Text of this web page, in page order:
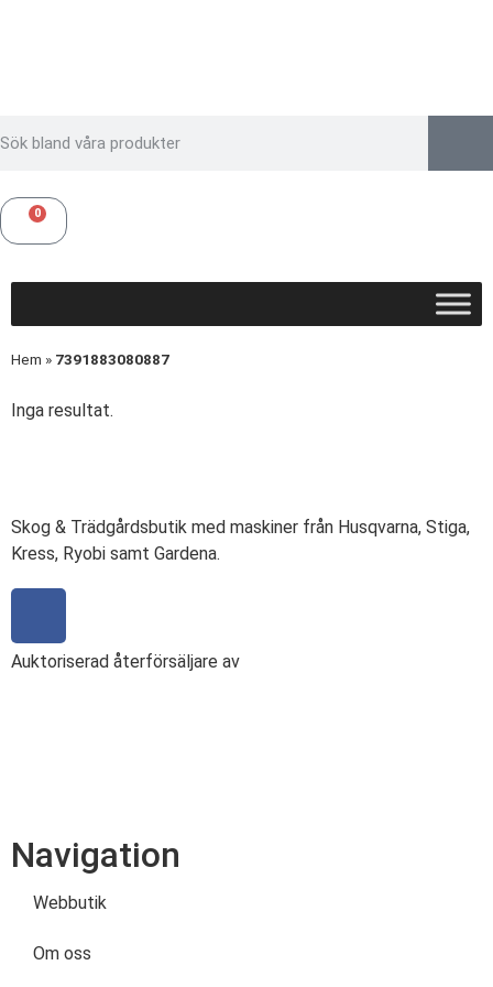
0
Hem » 7391883080887
Inga resultat.
Skog & Trädgårdsbutik med maskiner från Husqvarna, Stiga,
Kress, Ryobi samt Gardena.
Auktoriserad återförsäljare av
Navigation
Webbutik
Om oss